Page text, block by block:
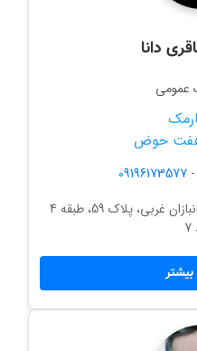
دانا
عمومی
هفت حوض
-
09196173577
تهران، میدان نبوت، خیابان جانبازان غربی، پلاک 59، طبقه 4